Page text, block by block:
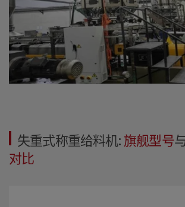
失重式称重给料机:旗舰型号
对比